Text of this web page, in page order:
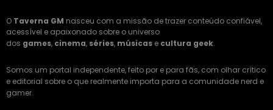
O Taverna GM nasceu com a missão de trazer conteúdo confiável,
acessível e apaixonado sobre o universo
dos games, cinema, séries, músicas e cultura geek.
Somos um portal independente, feito por e para fãs, com olhar crítico
e editorial sobre o que realmente importa para a comunidade nerd e
gamer.